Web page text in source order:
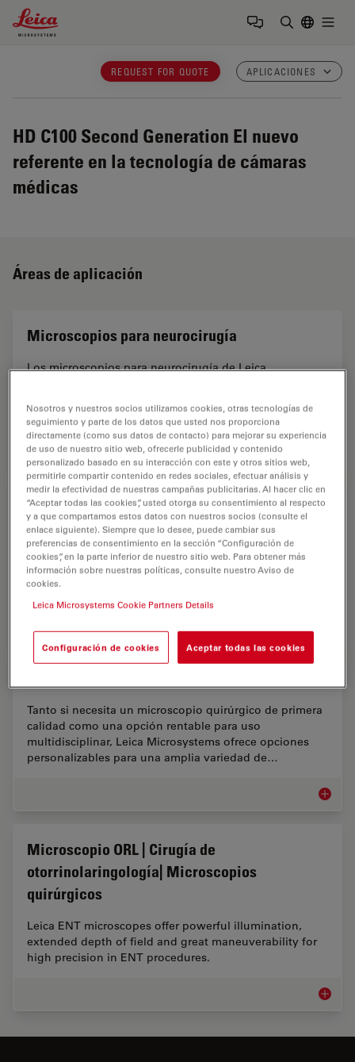
Leica Microsystems Logo
REQUEST FOR QUOTE APLICACIONES
HD C100 Second Generation El nuevo
referente en la tecnología de cámaras
médicas
Áreas de aplicación
Microscopios para neurocirugía
Los microscopios para neurocirugía de Leica
cirugía multidisciplinar y otras disciplinas de…
Oftalmología
Los microscopios quirúrgicos para oftalmología Leica
proporcionan excelencia en óptica e iluminación y
ayudan a los cirujanos a realizar cirugías con gran
precisión y a mejorar los resultados en…
Tanto si necesita un microscopio quirúrgico de primera
calidad como una opción rentable para uso
multidisciplinar, Leica Microsystems ofrece opciones
personalizables para una amplia variedad de…
Cirugía
Microscopio ORL | Cirugía de
otorrinolaringología| Microscopios
quirúrgicos
Leica ENT microscopes offer powerful illumination,
extended depth of field and great maneuverability for
high precision in ENT procedures.
Nosotros y nuestros socios utilizamos cookies, otras tecnologías de
seguimiento y parte de los datos que usted nos proporciona
directamente (como sus datos de contacto) para mejorar su experiencia
de uso de nuestro sitio web, ofrecerle publicidad y contenido
personalizado basado en su interacción con este y otros sitios web,
permitirle compartir contenido en redes sociales, efectuar análisis y
medir la efectividad de nuestras campañas publicitarias. Al hacer clic en
“Aceptar todas las cookies”, usted otorga su consentimiento al respecto
y a que compartamos estos datos con nuestros socios (consulte el
enlace siguiente). Siempre que lo desee, puede cambiar sus
preferencias de consentimiento en la sección “Configuración de
cookies”, en la parte inferior de nuestro sitio web. Para obtener más
información sobre nuestras políticas, consulte nuestro Aviso de
cookies.
Leica Microsystems Cookie Partners Details
Configuración de cookies Aceptar todas las cookies